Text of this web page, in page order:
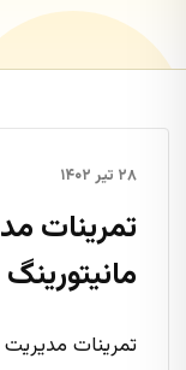
۲۸ تیر ۱۴۰۲
تمرینات
تمرینات